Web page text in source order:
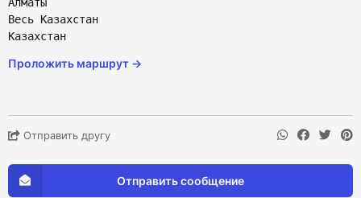
Весь Казахстан
Казахстан
Проложить маршрут →
Отправить другу
Отправить сообщение